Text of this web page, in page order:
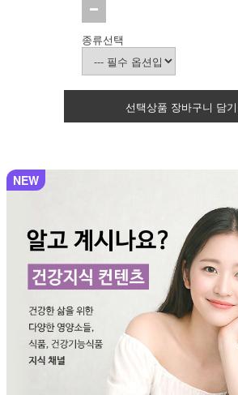
종류선택
선택상품 장바구니 담기
NEW